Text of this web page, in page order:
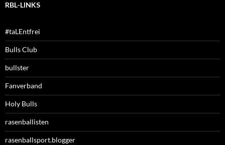
RBL-LINKS
#taLEntfrei
Bulls Club
bullster
Fanverband
Holy Bulls
rasenballisten
rasenballsport.blogger